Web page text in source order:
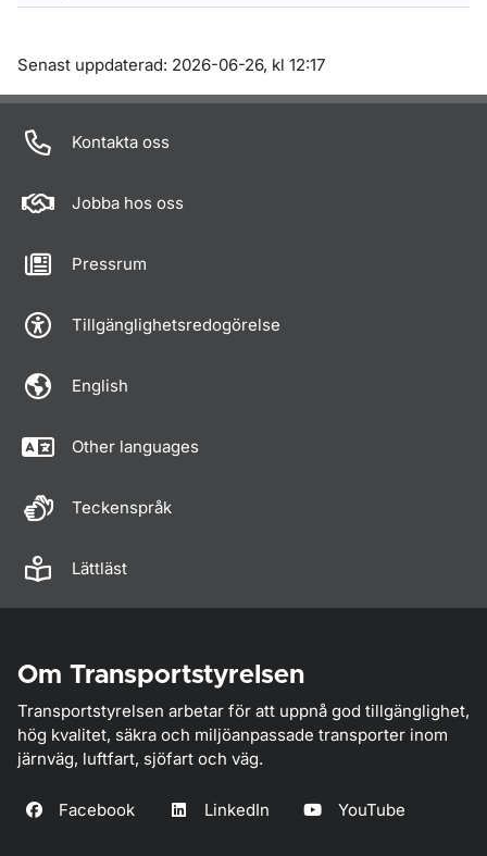
Om sidan
Senast uppdaterad: 2026-06-26, kl 12:17
Kontakta oss
Jobba hos oss
Pressrum
Tillgänglighetsredogörelse
English
Other languages
Teckenspråk
Lättläst
Om Transportstyrelsen
Transportstyrelsen arbetar för att uppnå god tillgänglighet,
hög kvalitet, säkra och miljöanpassade transporter inom
järnväg, luftfart, sjöfart och väg.
Facebook LinkedIn YouTube